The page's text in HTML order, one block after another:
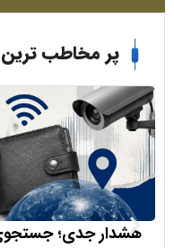
پر مخاطب ترین
جدی؛ جستجوی آدرس